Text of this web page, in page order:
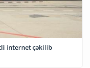
internet çəkilib